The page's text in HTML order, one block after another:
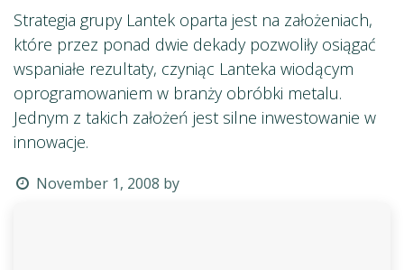
Strategia grupy Lantek oparta jest na założeniach,
które przez ponad dwie dekady pozwoliły osiągać
wspaniałe rezultaty, czyniąc Lanteka wiodącym
oprogramowaniem w branży obróbki metalu.
Jednym z takich założeń jest silne inwestowanie w
innowacje.
November 1, 2008 by